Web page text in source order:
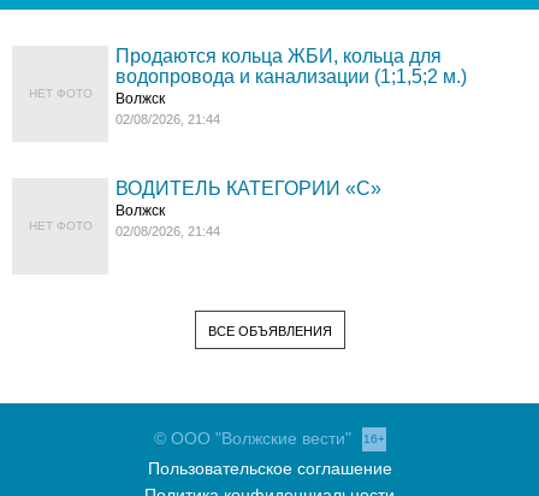
НЕТ ФОТО
Продаются кольца ЖБИ, кольца для
водопровода и канализации (1;1,5;2 м.)
Волжск
02/08/2026, 21:44
НЕТ ФОТО
ВОДИТЕЛЬ КАТЕГОРИИ «C»
Волжск
02/08/2026, 21:44
ВСЕ ОБЪЯВЛЕНИЯ
© ООО "Волжские вести" 16+
Пользовательское соглашение